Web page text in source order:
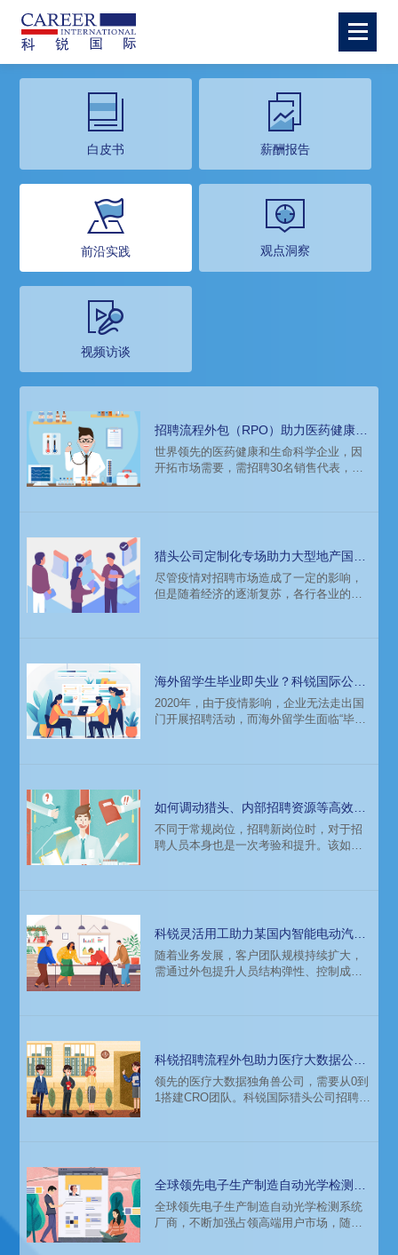
白皮书 薪酬报告
前沿实践 观点洞察
视频访谈
招聘流程外包（RPO）助力医药健康和
生命科学企业招聘销售代表
世界领先的医药健康和生命科学企业，因
开拓市场需要，需招聘30名销售代表，分
标。
猎头公司定制化专场助力大型地产国企
进驻新区域
尽管疫情对招聘市场造成了一定的影响，
但是随着经济的逐渐复苏，各行各业的企
托知名猎头公司科锐国际进行人才招聘。
海外留学生毕业即失业？科锐国际公益
云招聘助力求职者找到好工作
2020年，由于疫情影响，企业无法走出国
门开展招聘活动，而海外留学生面临“毕业
社团等渠道，向2000人次宣传了60多家中
资知名企业开放的100多个待招岗位，获得
了900份简历投递。
如何调动猎头、内部招聘资源等高效完
成新岗位招聘？
不同于常规岗位，招聘新岗位时，对于招
聘人员本身也是一次考验和提升。该如何
科锐灵活用工助力某国内智能电动汽车
品牌有效提升人员弹性、控制成本
随着业务发展，客户团队规模持续扩大，
需通过外包提升人员结构弹性、控制成
经理深入沟通、澄清需求，客户最终采取
了灵活用工服务的模式。
科锐招聘流程外包助力医疗大数据公司
从0到1搭建CRO团队
领先的医疗大数据独角兽公司，需要从0到
1搭建CRO团队。科锐国际猎头公司招聘流
全球领先电子生产制造自动光学检测系
统厂商招聘难题，猎头公司来解决
全球领先电子生产制造自动光学检测系统
厂商，不断加强占领高端用户市场，随着